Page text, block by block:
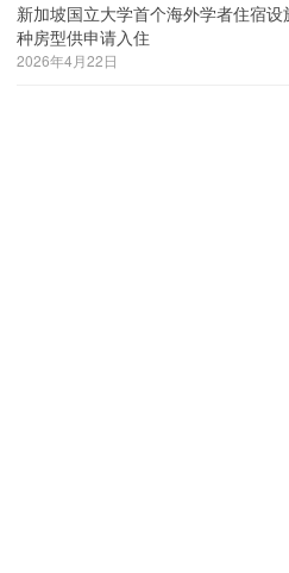
新加坡国立大学首个海外学者住宿
种房型供申请入住
2026年4月22日